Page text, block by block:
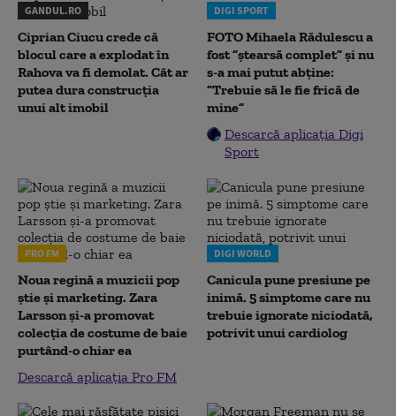
GANDUL.RO
Ciprian Ciucu crede că
blocul care a explodat în
Rahova va fi demolat. Cât ar
putea dura construcția
unui alt imobil
DIGI SPORT
FOTO Mihaela Rădulescu a
fost ”ștearsă complet” și nu
s-a mai putut abține:
”Trebuie să le fie frică de
mine”
Descarcă aplicația Digi
Sport
PRO FM
Noua regină a muzicii pop
știe și marketing. Zara
Larsson și-a promovat
colecția de costume de baie
purtând-o chiar ea
Descarcă aplicația Pro FM
DIGI WORLD
Canicula pune presiune pe
inimă. 5 simptome care nu
trebuie ignorate niciodată,
potrivit unui cardiolog